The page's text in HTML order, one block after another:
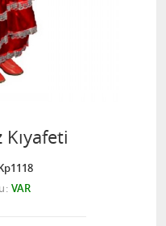
Kıyafeti
VAR